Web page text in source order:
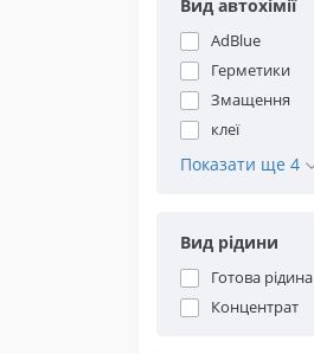
Вид автохімії
AdBlue
Герметики
Змащення
клеї
Показати ще 4
Вид рідини
Готова рідина
Концентрат